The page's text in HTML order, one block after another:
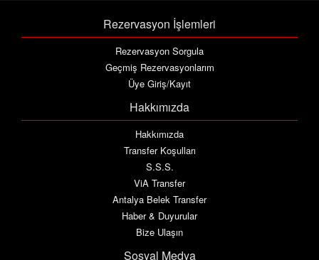
Rezervasyon İşlemleri
Rezervasyon Sorgula
Geçmiş Rezervasyonlarım
Üye Giriş/Kayıt
Hakkımızda
Hakkımızda
Transfer Koşulları
S.S.S.
ViA Transfer
Antalya Belek Transfer
Haber & Duyurular
Bize Ulaşın
Sosyal Medya